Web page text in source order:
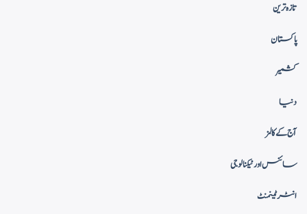
تازہ ترین
پاکستان
کشمیر
دنیا
آج کے کالمز
سائنس اور ٹیکنالوجی
انٹرٹینمنٹ